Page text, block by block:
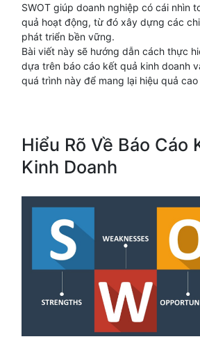
SWOT giúp doanh nghiệp có cái nhìn
quả hoạt động, từ đó xây dựng các
phát triển bền vững.
Bài viết này sẽ hướng dẫn cách thực
dựa trên báo cáo kết quả kinh doanh
quá trình này để mang lại hiệu quả cao
Hiểu Rõ Về Báo Cáo
Kinh Doanh